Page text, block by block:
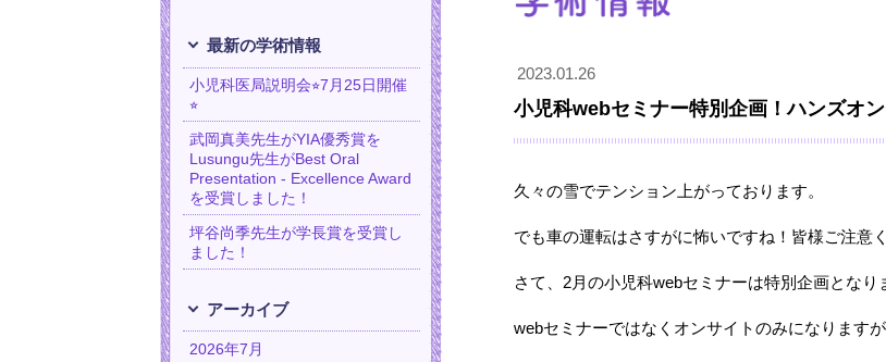
2023.01.26
小児科webセミナー特別企画！ハンズオ
久々の雪でテンション上がっております。
でも車の運転はさすがに怖いですね！皆様ご注意
さて、2月の小児科webセミナーは特別企画となり
webセミナーではなくオンサイトのみになります
最新の学術情報
小児科医局説明会⭐︎7月25日開催
⭐︎
武岡真美先生がYIA優秀賞を
Lusungu先生がBest Oral
Presentation - Excellence Award
を受賞しました！
坪谷尚季先生が学長賞を受賞し
ました！
アーカイブ
2026年7月